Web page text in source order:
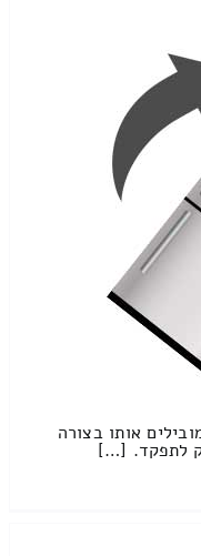
אותו בצורה
לתפקד. […]